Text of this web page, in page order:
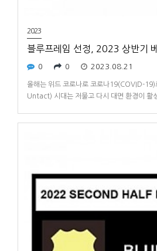
2023
블루프레임 선정, 2023 상반기
0 0 2023.08.21
올해는 위드 코로나로 코로나19(COVID-19)
Untact) 시대는 저물고 다시 대면 환경이 활